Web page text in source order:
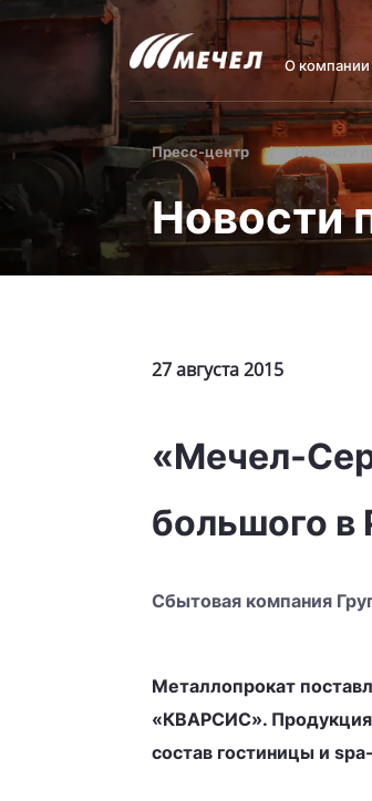
О компании
Пресс-центр Новости
Новости
27 августа 2015
«Мечел-
большого в
Сбытовая компания
Металлопрокат
«КВАРСИС». Продукция
состав гостиницы и